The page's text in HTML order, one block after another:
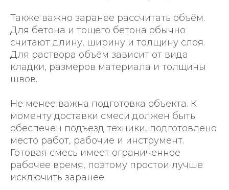
Также важно заранее рассчитать объём.
Для бетона и тощего бетона обычно
считают длину, ширину и толщину слоя.
Для раствора объём зависит от вида
кладки, размеров материала и толщины
швов.
Не менее важна подготовка объекта. К
моменту доставки смеси должен быть
обеспечен подъезд техники, подготовлено
место работ, рабочие и инструмент.
Готовая смесь имеет ограниченное
рабочее время, поэтому простои лучше
исключить заранее.
Луганск, ул. Ровеньковская
48.533214, 39.361801
+7 959 298 11 11
+7 959 298 11 11
telegram